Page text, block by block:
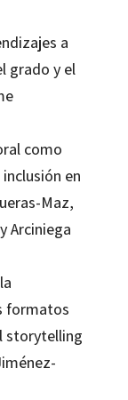
a
grado y el
como
en
Maz,
Arciniega
formatos
storytelling